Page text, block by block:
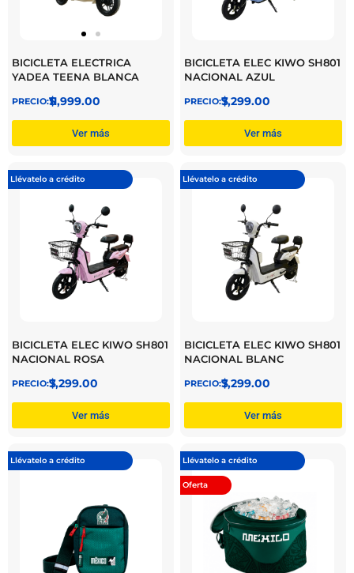
BICICLETA ELECTRICA
YADEA TEENA BLANCA
$
11,999.00
Ver más
BICICLETA ELEC KIWO SH801
NACIONAL AZUL
$
7,299.00
Ver más
Llévatelo a crédito
BICICLETA ELEC KIWO SH801
NACIONAL ROSA
$
7,299.00
Ver más
Llévatelo a crédito
BICICLETA ELEC KIWO SH801
NACIONAL BLANC
$
7,299.00
Ver más
Llévatelo a crédito Llévatelo a crédito
Oferta